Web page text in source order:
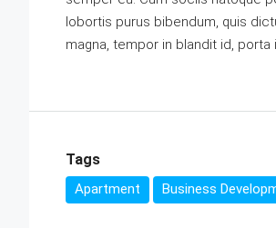
lobortis purus bibendum, quis
magna, tempor in blandit id,
Tags
Apartment Business